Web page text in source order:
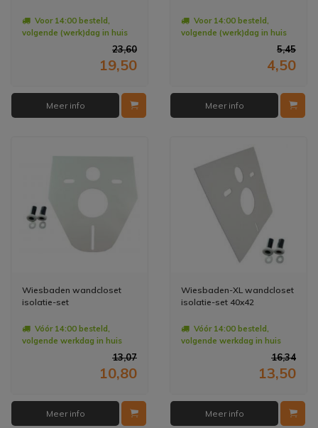
Voor 14:00 besteld,
volgende (werk)dag in huis
23,60
19,50
Meer info
Voor 14:00 besteld,
volgende (werk)dag in huis
5,45
4,50
Meer info
Wiesbaden wandcloset
isolatie-set
Vóór 14:00 besteld,
volgende werkdag in huis
13,07
10,80
Meer info
Wiesbaden-XL wandcloset
isolatie-set 40x42
Vóór 14:00 besteld,
volgende werkdag in huis
16,34
13,50
Meer info